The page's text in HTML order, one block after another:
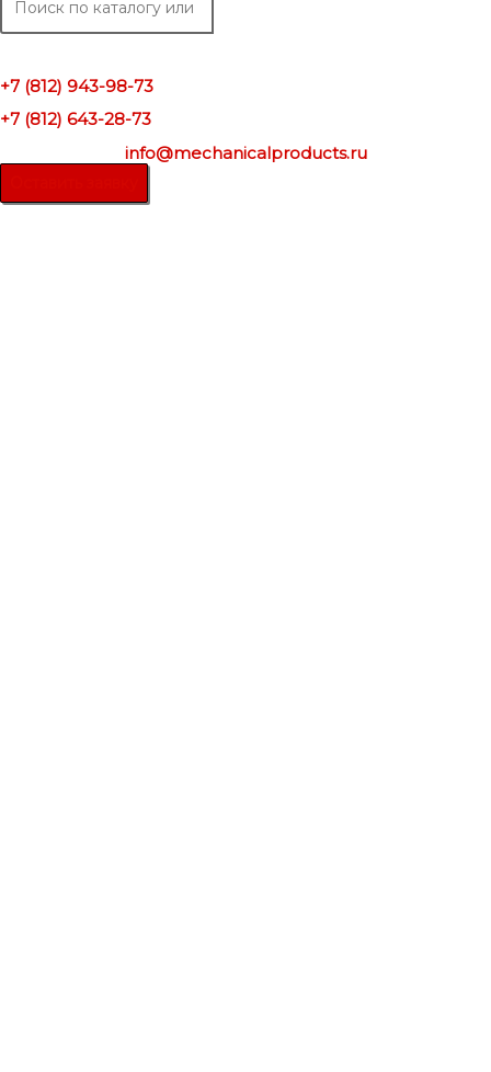
+7 (812) 943-98-73
+7 (812) 643-28-73
info@mechanicalproducts.ru